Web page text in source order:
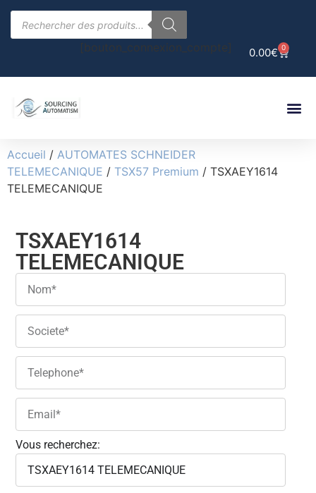
0.00€ 0
[bouton_connexion_compte]
Accueil / AUTOMATES SCHNEIDER
TELEMECANIQUE / TSX57 Premium / TSXAEY1614
TELEMECANIQUE
TSXAEY1614
TELEMECANIQUE
Vous recherchez: